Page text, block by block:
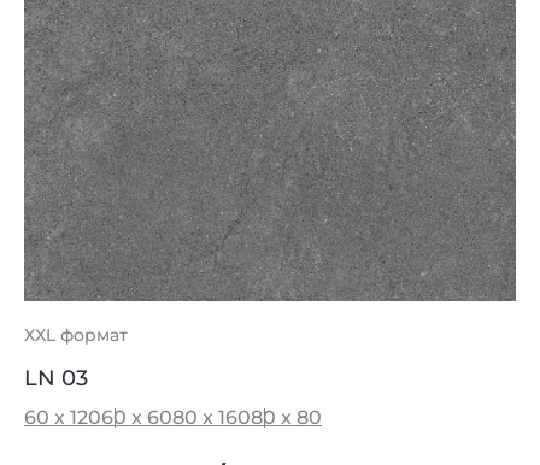
XXL формат
LN 03
60 x 12060 x 6080 x 16080 x 80